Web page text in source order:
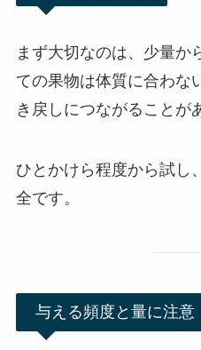
まず大切なのは、少量か
ての果物は体質に合わな
き戻しにつながることが
ひとかけら程度から試し
全です。
与える頻度と量に注意